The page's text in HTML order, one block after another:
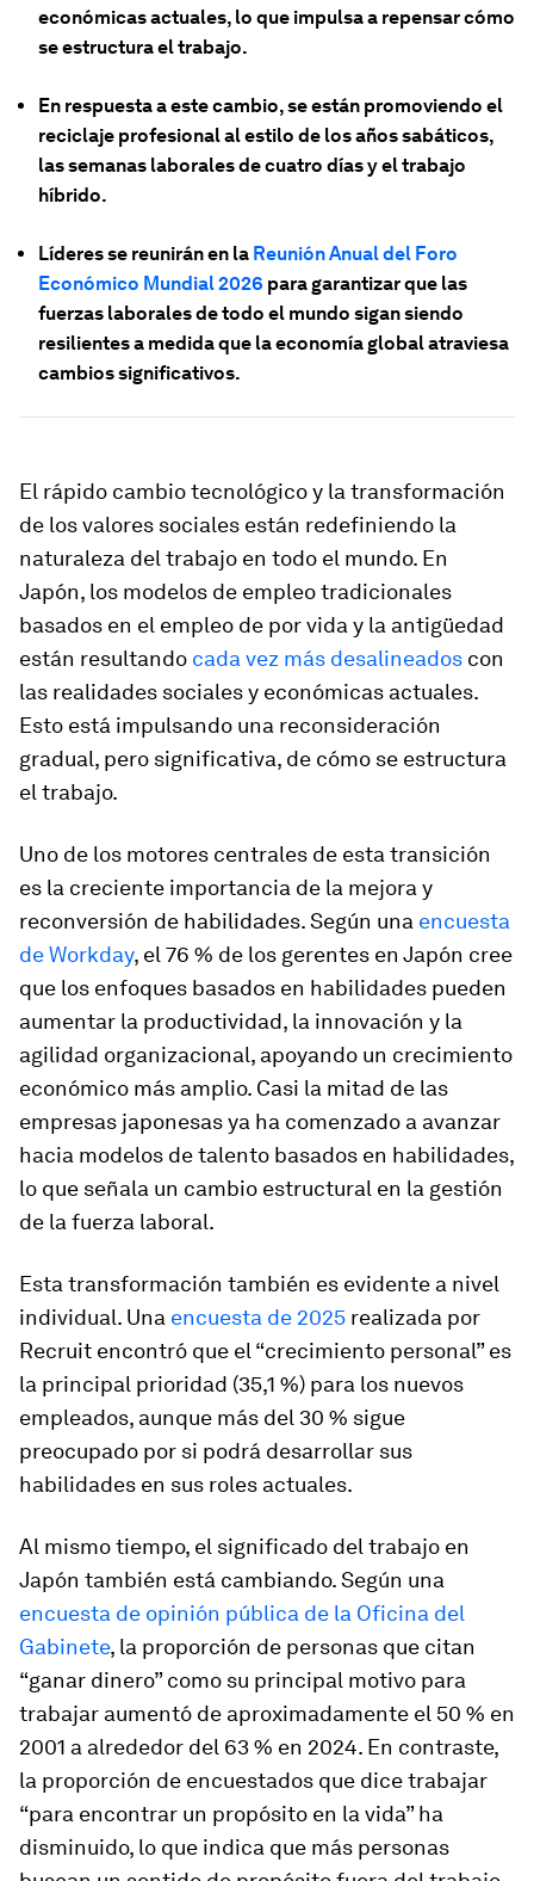
económicas actuales, lo que impulsa a repensar cómo
se estructura el trabajo.
En respuesta a este cambio, se están promoviendo el
reciclaje profesional al estilo de los años sabáticos,
las semanas laborales de cuatro días y el trabajo
híbrido.
Líderes se reunirán en la Reunión Anual del Foro
Económico Mundial 2026 para garantizar que las
fuerzas laborales de todo el mundo sigan siendo
resilientes a medida que la economía global atraviesa
cambios significativos.
El rápido cambio tecnológico y la transformación
de los valores sociales están redefiniendo la
naturaleza del trabajo en todo el mundo. En
Japón, los modelos de empleo tradicionales
basados en el empleo de por vida y la antigüedad
están resultando cada vez más desalineados con
las realidades sociales y económicas actuales.
Esto está impulsando una reconsideración
gradual, pero significativa, de cómo se estructura
el trabajo.
Uno de los motores centrales de esta transición
es la creciente importancia de la mejora y
reconversión de habilidades. Según una encuesta
de Workday, el 76 % de los gerentes en Japón cree
que los enfoques basados en habilidades pueden
aumentar la productividad, la innovación y la
agilidad organizacional, apoyando un crecimiento
económico más amplio. Casi la mitad de las
empresas japonesas ya ha comenzado a avanzar
hacia modelos de talento basados en habilidades,
lo que señala un cambio estructural en la gestión
de la fuerza laboral.
Esta transformación también es evidente a nivel
individual. Una encuesta de 2025 realizada por
Recruit encontró que el “crecimiento personal” es
la principal prioridad (35,1 %) para los nuevos
empleados, aunque más del 30 % sigue
preocupado por si podrá desarrollar sus
habilidades en sus roles actuales.
Al mismo tiempo, el significado del trabajo en
Japón también está cambiando. Según una
encuesta de opinión pública de la Oficina del
Gabinete, la proporción de personas que citan
“ganar dinero” como su principal motivo para
trabajar aumentó de aproximadamente el 50 % en
2001 a alrededor del 63 % en 2024. En contraste,
la proporción de encuestados que dice trabajar
“para encontrar un propósito en la vida” ha
disminuido, lo que indica que más personas